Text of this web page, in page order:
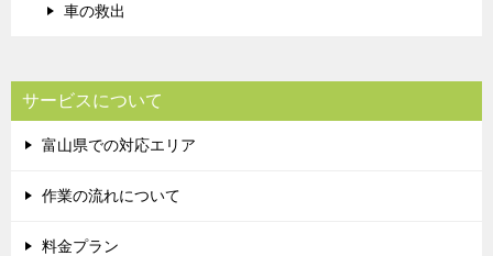
車の救出
サービスについて
富山県での対応エリア
作業の流れについて
料金プラン